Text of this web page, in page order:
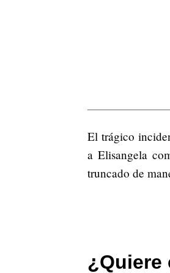
El trágico
a Elisangela
truncado de
¿Quiere